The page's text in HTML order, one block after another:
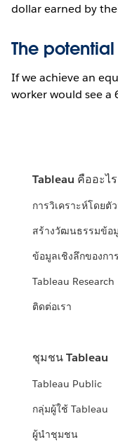
dollar earned by
The
If we achieve an
worker would see
Tableau คืออะไร
การวิเคราะห์โดยตั
สร้างวัฒนธรรมข้อ
ข้อมูลเชิงลึกของกา
Tableau Research
ติดต่อเรา
ชุมชน Tableau
Tableau Public
กลุ่มผู้ใช้ Tableau
ผู้นำชุมชน